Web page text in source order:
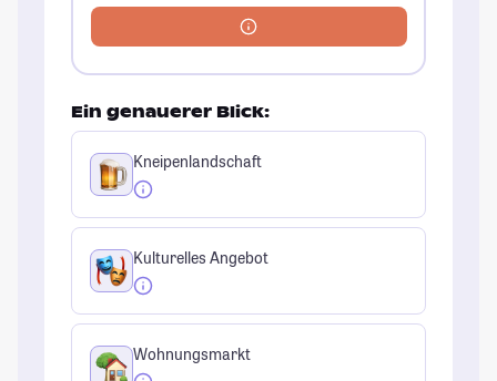
Ein genauerer Blick:
Kneipenlandschaft
Kulturelles Angebot
Wohnungsmarkt